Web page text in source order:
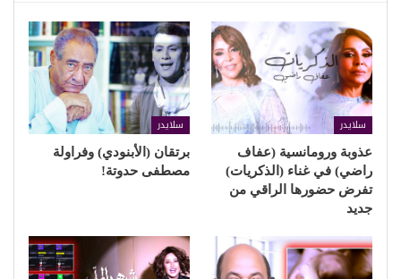
سلايدر
عذوبة ورومانسية (عفاف
راضي) في غناء (الذكريات)
تفرض حضورها الراقي من
جديد
سلايدر
برتقان (الأبنودي) وفراولة
مصطفى حدوتة!